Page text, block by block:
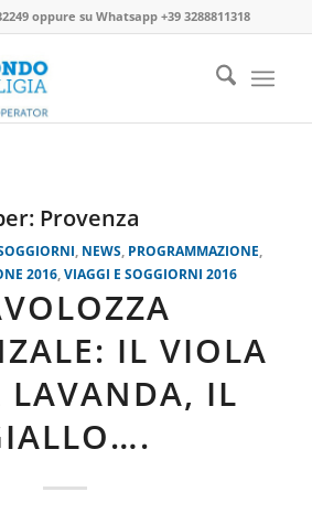
oppure su Whatsapp +39 3288811318
Provenza
NEWS, PROGRAMMAZIONE
2016 ,VIAGGI E SOGGIORNI 2016
IL VIOLA
LAVANDA, IL